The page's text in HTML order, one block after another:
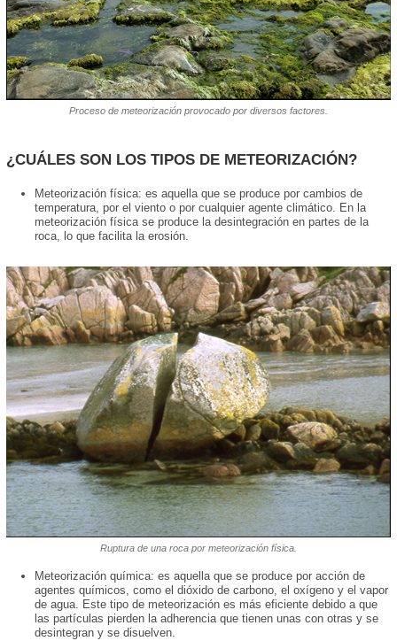
Proceso de meteorización provocado por diversos factores.
¿CUÁLES SON LOS TIPOS DE METEORIZACIÓN?
Meteorización física: es aquella que se produce por cambios de
temperatura, por el viento o por cualquier agente climático. En la
meteorización física se produce la desintegración en partes de la
roca, lo que facilita la erosión.
Ruptura de una roca por meteorización física.
Meteorización química: es aquella que se produce por acción de
agentes químicos, como el dióxido de carbono, el oxígeno y el vapor
de agua. Este tipo de meteorización es más eficiente debido a que
las partículas pierden la adherencia que tienen unas con otras y se
desintegran y se disuelven.